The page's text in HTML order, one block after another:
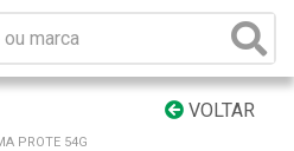
VOLTAR
PROTE 54G